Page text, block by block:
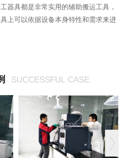
工器具都是非常实用的辅助搬运工具，
上可以依据设备本身特性和需求来进
SUCCESSFUL CASE